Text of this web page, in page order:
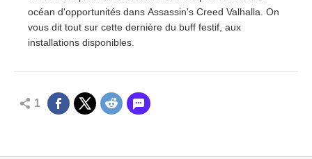
océan d'opportunités dans Assassin's Creed Valhalla. On
vous dit tout sur cette dernière du buff festif, aux
installations disponibles.
1